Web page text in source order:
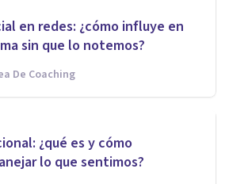
en redes: ¿cómo influye en
sin que lo notemos?
De Coaching
¿qué es y cómo
lo que sentimos?